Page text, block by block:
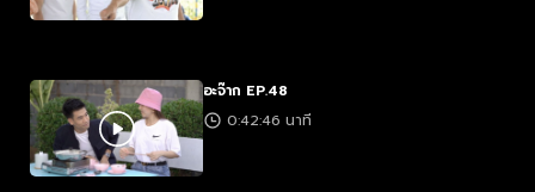
อะจ๊าก EP.48
0:42:46 นาที